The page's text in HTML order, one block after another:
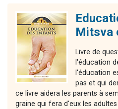
Mitsva
Livre de
l'éducation
l'éducation
pas et qui
ce livre aidera les parents à
graine qui fera d'eux les